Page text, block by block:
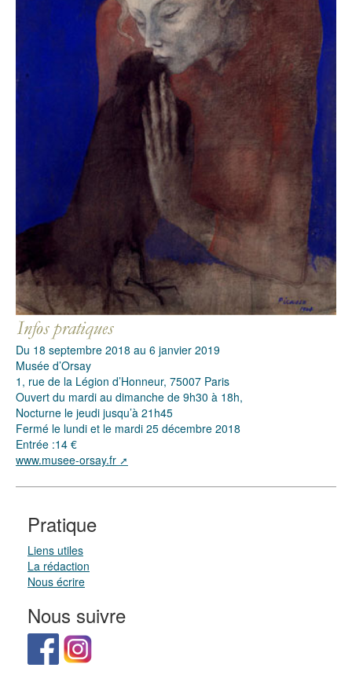
Du 18 septembre 2018 au 6 janvier 2019
Musée d’Orsay
1, rue de la Légion d’Honneur, 75007 Paris
Ouvert du mardi au dimanche de 9h30 à 18h,
Nocturne le jeudi jusqu’à 21h45
Fermé le lundi et le mardi 25 décembre 2018
Entrée :14 €
www.musee-orsay.fr
Pratique
Liens utiles
La rédaction
Nous écrire
Nous suivre